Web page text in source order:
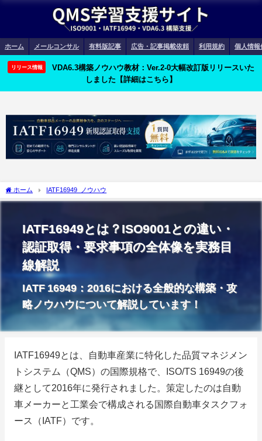
ホーム メールコンサル 有料版記事 広告・記事掲載依頼 利用規約 個人情報
リリース情報
VDA6.3構築ノウハウ教材：Ver.2-0大幅改訂版リリースいた
しました【詳細はこちら】
ホーム IATF16949_ノウハウ
IATF16949とは？ISO9001との違い・
認証取得・要求事項の全体像を実務目
線解説
IATF 16949：2016における全般的な構築・攻
略ノウハウについて解説しています！
IATF16949とは、自動車産業に特化した品質マネジメン
トシステム（QMS）の国際規格で、ISO/TS 16949の後
継として2016年に発行されました。策定したのは自動
車メーカーと工業会で構成される国際自動車タスクフォ
ース（IATF）です。